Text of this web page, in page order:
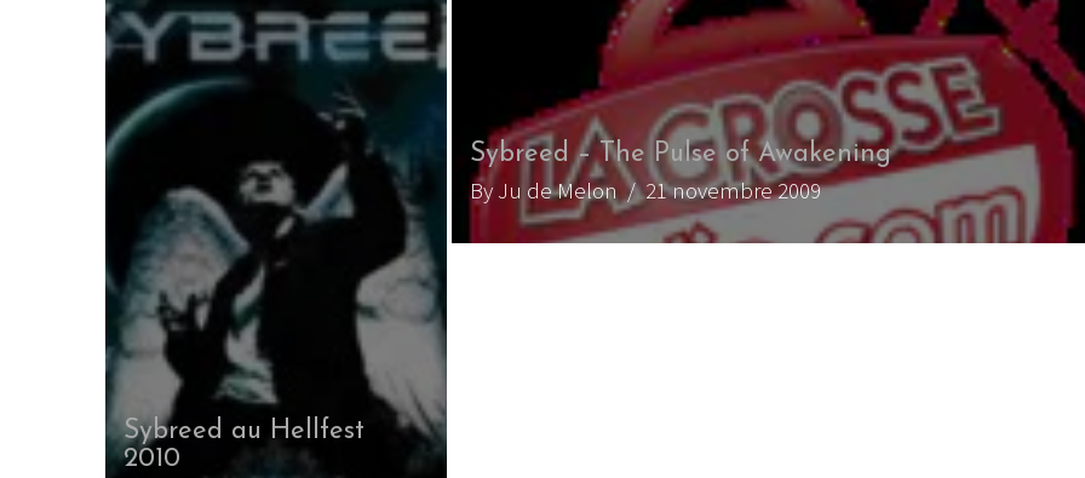
Sybreed au Hellfest
2010
Sybreed – The Pulse of Awakening
By Ju de Melon / 21 novembre 2009